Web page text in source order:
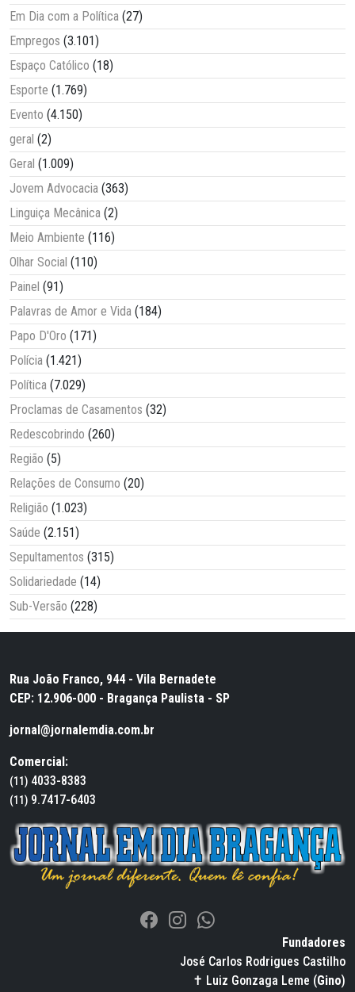
Em Dia com a Política (27)
Empregos (3.101)
Espaço Católico (18)
Esporte (1.769)
Evento (4.150)
geral (2)
Geral (1.009)
Jovem Advocacia (363)
Linguiça Mecânica (2)
Meio Ambiente (116)
Olhar Social (110)
Painel (91)
Palavras de Amor e Vida (184)
Papo D'Oro (171)
Polícia (1.421)
Política (7.029)
Proclamas de Casamentos (32)
Redescobrindo (260)
Região (5)
Relações de Consumo (20)
Religião (1.023)
Saúde (2.151)
Sepultamentos (315)
Solidariedade (14)
Sub-Versão (228)
Rua João Franco, 944 - Vila Bernadete
CEP: 12.906-000 - Bragança Paulista - SP
jornal@jornalemdia.com.br
Comercial:
(11) 4033-8383
(11) 9.7417-6403
Fundadores
José Carlos Rodrigues Castilho
✝ Luiz Gonzaga Leme (Gino)